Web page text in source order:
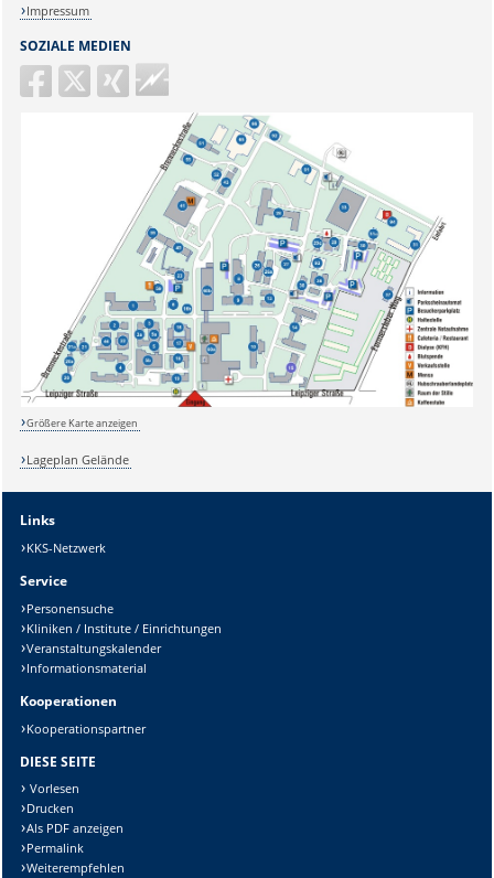
Sicherheitsabfrage:
Lösung:
SOZIALE MEDIEN
Guericke
FM
Impressum
Größere Karte anzeigen
Lageplan Gelände
Links
KKS-Netzwerk
Service
Personensuche
Kliniken / Institute / Einrichtungen
Veranstaltungskalender
Informationsmaterial
Kooperationen
Kooperationspartner
DIESE SEITE
Vorlesen
Drucken
Als PDF anzeigen
Permalink
Weiterempfehlen